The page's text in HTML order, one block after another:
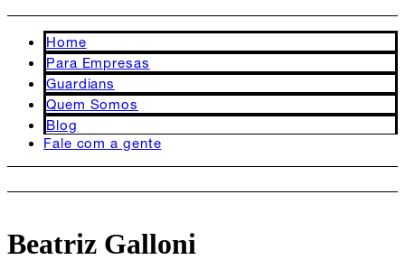
Home
Para Empresas
Guardians
Quem Somos
Blog
Fale com a gente
Beatriz Galloni